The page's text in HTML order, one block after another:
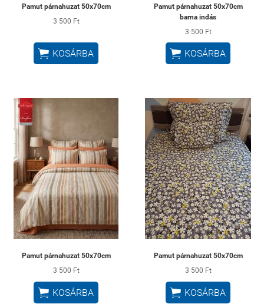
Pamut párnahuzat 50x70cm
3 500 Ft
 KOSÁRBA
Pamut párnahuzat 50x70cm
barna indás
3 500 Ft
 KOSÁRBA
Pamut párnahuzat 50x70cm
3 500 Ft
 KOSÁRBA
Pamut párnahuzat 50x70cm
3 500 Ft
 KOSÁRBA